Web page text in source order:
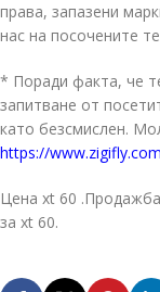
права, запазени
нас на посочените
* Поради факта, че
запитване от
като безсмислен.
https://
Цена xt 60
за xt 60.